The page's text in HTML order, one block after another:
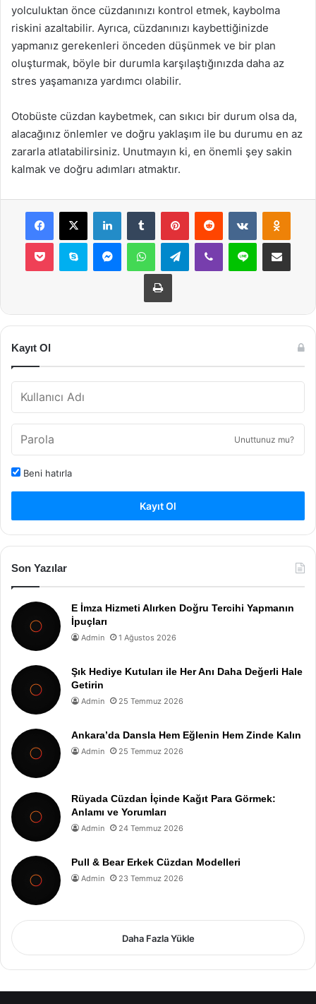
yolculuktan önce cüzdanınızı kontrol etmek, kaybolma
riskini azaltabilir. Ayrıca, cüzdanınızı kaybettiğinizde
yapmanız gerekenleri önceden düşünmek ve bir plan
oluşturmak, böyle bir durumla karşılaştığınızda daha az
stres yaşamanıza yardımcı olabilir.
Otobüste cüzdan kaybetmek, can sıkıcı bir durum olsa da,
alacağınız önlemler ve doğru yaklaşım ile bu durumu en az
zararla atlatabilirsiniz. Unutmayın ki, en önemli şey sakin
kalmak ve doğru adımları atmaktır.
Facebook
X LinkedInTumblr PinterestReddit VKontakte
Pocket Skype MessengerWhatsAppTelegramViber Line E-Posta ile
Yazdır
Kayıt Ol
Unuttunuz mu?
Beni hatırla
Kayıt Ol
Son Yazılar
E İmza Hizmeti Alırken Doğru Tercihi Yapmanın
İpuçları
Admin 1 Ağustos 2026
Şık Hediye Kutuları ile Her Anı Daha Değerli Hale
Getirin
Admin 25 Temmuz 2026
Ankara’da Dansla Hem Eğlenin Hem Zinde Kalın
Admin 25 Temmuz 2026
Rüyada Cüzdan İçinde Kağıt Para Görmek:
Anlamı ve Yorumları
Admin 24 Temmuz 2026
Pull & Bear Erkek Cüzdan Modelleri
Admin 23 Temmuz 2026
Daha Fazla Yükle